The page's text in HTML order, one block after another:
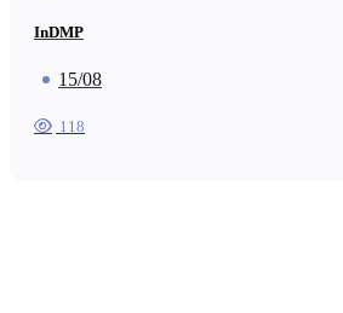
InDMP
15/08
118